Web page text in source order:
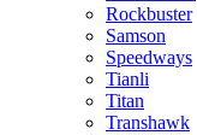
Rockbuster
Samson
Speedways
Tianli
Titan
Transhawk